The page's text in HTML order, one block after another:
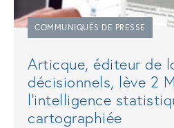
COMMUNIQUÉS DE PRESSE
Articque, éditeur de
décisionnels, lève 2
l’intelligence
cartographiée